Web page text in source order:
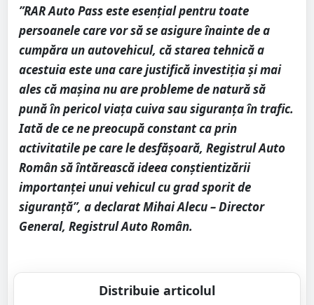
”RAR Auto Pass este esențial pentru toate
persoanele care vor să se asigure înainte de a
cumpăra un autovehicul, că starea tehnică a
acestuia este una care justifică investiția și mai
ales că mașina nu are probleme de natură să
pună în pericol viața cuiva sau siguranța în trafic.
Iată de ce ne preocupă constant ca prin
activitatile pe care le desfășoară, Registrul Auto
Român să întărească ideea conștientizării
importanței unui vehicul cu grad sporit de
siguranță”, a declarat Mihai Alecu – Director
General, Registrul Auto Român.
Distribuie articolul